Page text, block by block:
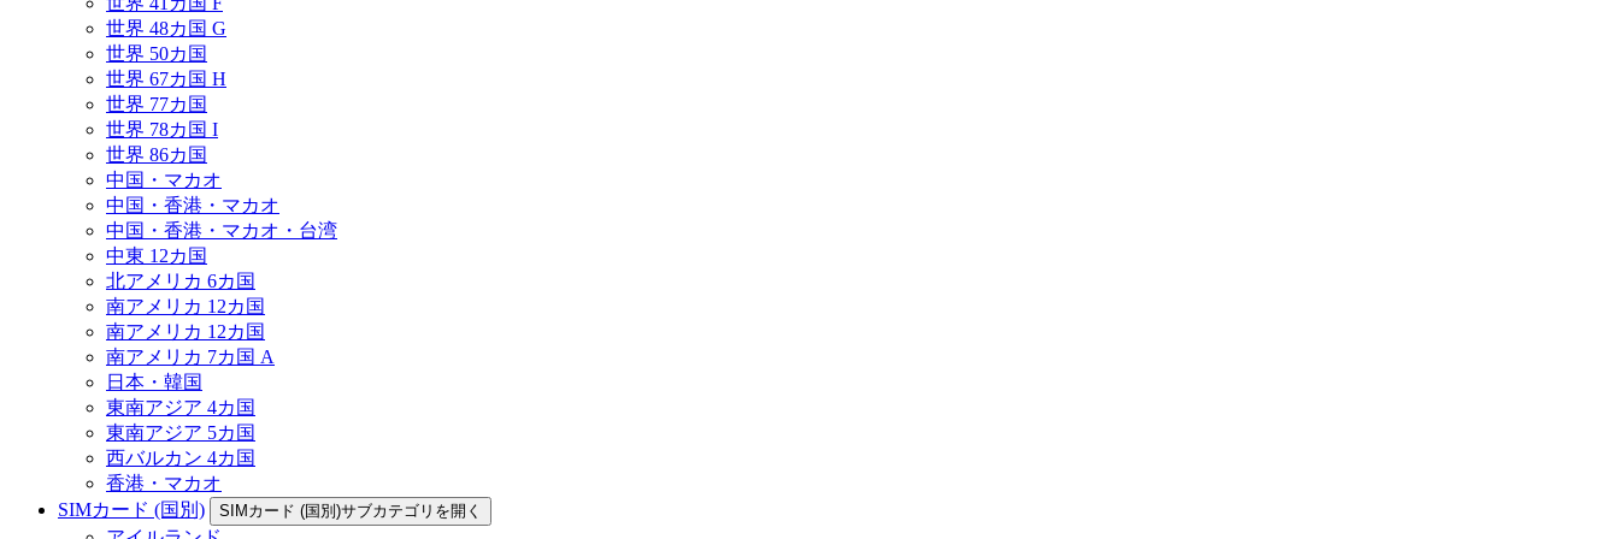
世界 48カ国 G
世界 50カ国
世界 67カ国 H
世界 77カ国
世界 78カ国 I
世界 86カ国
中国・マカオ
中国・香港・マカオ
中国・香港・マカオ・台湾
中東 12カ国
北アメリカ 6カ国
南アメリカ 12カ国
南アメリカ 12カ国
南アメリカ 7カ国 A
日本・韓国
東南アジア 4カ国
東南アジア 5カ国
西バルカン 4カ国
香港・マカオ
SIMカード (国別)
SIMカード (国別)サブカテゴリを開く